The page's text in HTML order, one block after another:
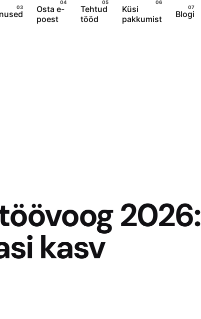
Osta e-
poest
Tehtud
tööd
Küsi
pakkumist
Blogi
2026:
kasv